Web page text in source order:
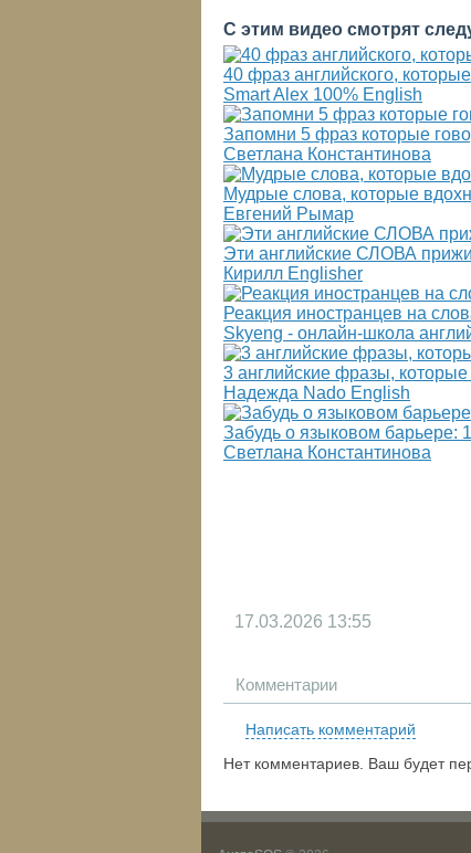
С этим видео смотрят
40 фраз английского,
Smart Alex 100% English
Запомни 5 фраз которые
Светлана Константинова
Мудрые слова, которые
Евгений Рымар
Эти английские СЛОВА
Кирилл Englisher
Реакция иностранцев на
Skyeng - онлайн-школа
3 английские фразы,
Надежда Nado English
Забудь о языковом барьере:
Светлана Константинова
17.03.2026 13:55
Комментарии
Написать комментарий
Нет комментариев. Ваш будет